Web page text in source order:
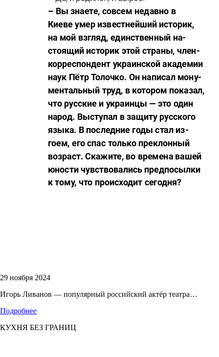
29 ноября 2024
Игорь Ливанов — популярный российский актёр театра…
Подробнее
КУХНЯ БЕЗ ГРАНИЦ